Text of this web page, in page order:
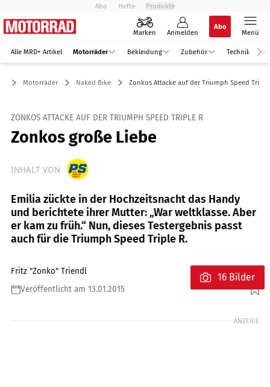
Abo Hefte Produkte
Marken Anmelden
Abo
Menü
Alle MRD+ Artikel Motorräder Bekleidung Zubehör Technik
Motorräder Naked Bike Zonkos Attacke auf der Triumph Speed Triple
ZONKOS ATTACKE AUF DER TRIUMPH SPEED TRIPLE R
Zonkos große Liebe
INHALT VON
Emilia zückte in der Hochzeitsnacht das Handy
und berichtete ihrer Mutter: „War weltklasse. Aber
er kam zu früh.“ Nun, dieses Testergebnis passt
auch für die Triumph Speed Triple R.
Fritz "Zonko" Triendl
Veröffentlicht am 13.01.2015
Foto: Foto: andreasriedmann.at
16 Bilder
ANZEIGE